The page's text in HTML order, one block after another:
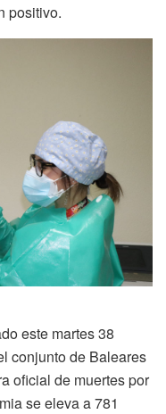
positivo.
este martes 38
conjunto de Baleares
oficial de muertes por
se eleva a 781